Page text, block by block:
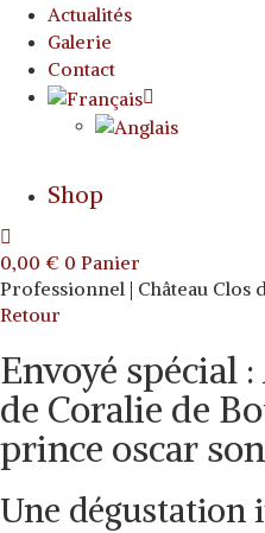
Actualités
Galerie
Contact
Shop
0,00 € 0 Panier
Professionnel | Château Clos
Retour
Envoyé spécial
de Coralie de
prince oscar
Une dégustation